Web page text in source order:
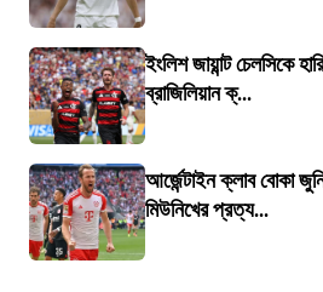
ইংলিশ জায়ান্ট চেলসিকে
ব্রাজিলিয়ান ক্...
আর্জেন্টাইন ক্লাব বোকা
মিউনিখের প্রত্য...